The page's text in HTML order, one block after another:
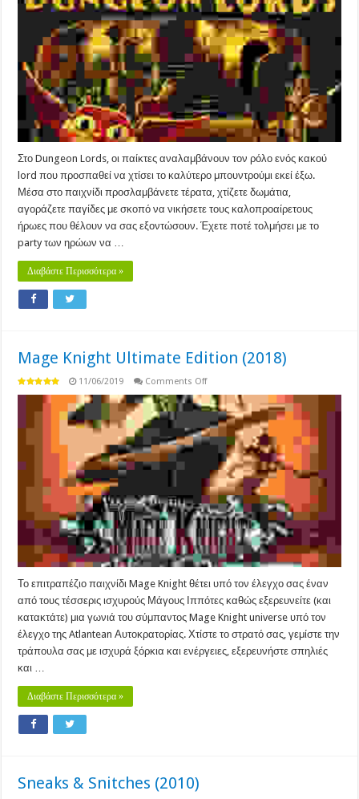
Στο Dungeon Lords, οι παίκτες αναλαμβάνουν τον ρόλο ενός κακού
lord που προσπαθεί να χτίσει το καλύτερο μπουντρούμι εκεί έξω.
Μέσα στο παιχνίδι προσλαμβάνετε τέρατα, χτίζετε δωμάτια,
αγοράζετε παγίδες με σκοπό να νικήσετε τους καλοπροαίρετους
ήρωες που θέλουν να σας εξοντώσουν. Έχετε ποτέ τολμήσει με το
party των ηρώων να …
Διαβάστε Περισσότερα »
Mage Knight Ultimate Edition (2018)
11/06/2019 Comments Offon
Knight
Ultimate
Edition
(2018)
Το επιτραπέζιο παιχνίδι Mage Knight θέτει υπό τον έλεγχο σας έναν
από τους τέσσερις ισχυρούς Μάγους Ιππότες καθώς εξερευνείτε (και
κατακτάτε) μια γωνιά του σύμπαντος Mage Knight universe υπό τον
έλεγχο της Atlantean Αυτοκρατορίας. Χτίστε το στρατό σας, γεμίστε την
τράπουλα σας με ισχυρά ξόρκια και ενέργειες, εξερευνήστε σπηλιές
και …
Διαβάστε Περισσότερα »
Sneaks & Snitches (2010)